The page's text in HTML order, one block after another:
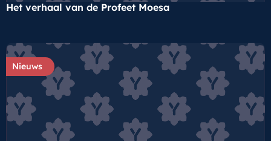
Het verhaal van de Profeet Moesa
Nieuws